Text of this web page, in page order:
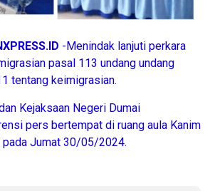
-Menindak lanjuti perkara
pasal 113 undang undang
tentang keimigrasian.
Kejaksaan Negeri Dumai
pers bertempat di ruang aula Kanim
pada Jumat 30/05/2024.